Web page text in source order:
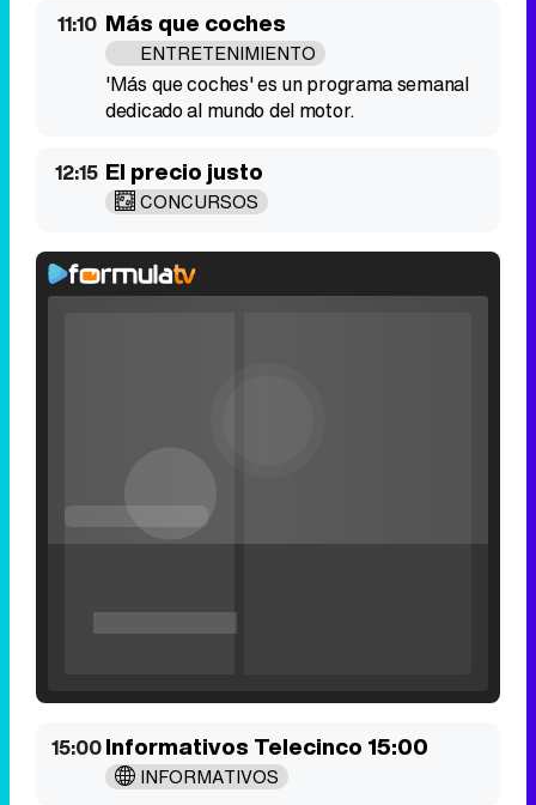
11:10 Más que coches
ENTRETENIMIENTO
'Más que coches' es un programa semanal
dedicado al mundo del motor.
12:15 El precio justo
CONCURSOS
15:00Informativos Telecinco 15:00
INFORMATIVOS